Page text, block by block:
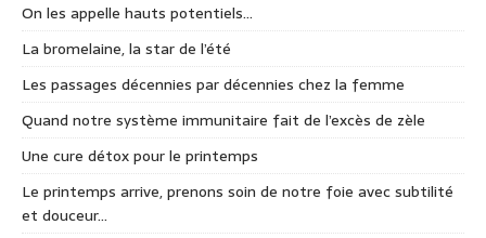
On les appelle hauts potentiels…
La bromelaine, la star de l’été
Les passages décennies par décennies chez la femme
Quand notre système immunitaire fait de l’excès de zèle
Une cure détox pour le printemps
Le printemps arrive, prenons soin de notre foie avec subtilité
et douceur…